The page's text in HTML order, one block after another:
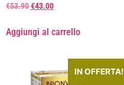
€53.90€43.00
Aggiungi al carrello
IN OFFERTA!